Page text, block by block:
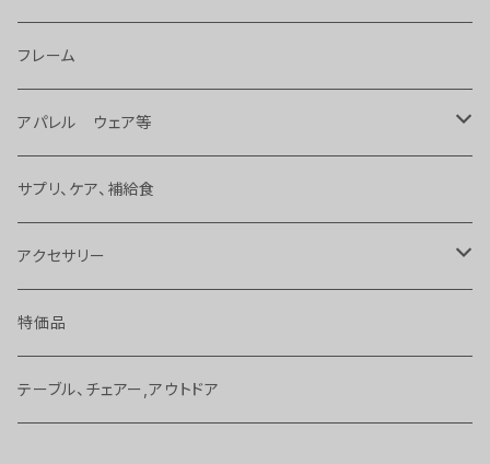
ライト
タイヤ、チューブ 等
ハンドル、ステム、バーテープ 等
変速、ギヤ、ブレーキ
バッグ、アクセサリー
ヘッドパーツ、スペーサー 等
フレーム
アパレル ウェア等
バッグ
サングラス
ジャージ、T－シャツ 等
ヘルメット
サプリ、ケア、補給食
アクセサリー
ボトル
サイクルコンピューター
特価品
テーブル、チェアー,アウトドア